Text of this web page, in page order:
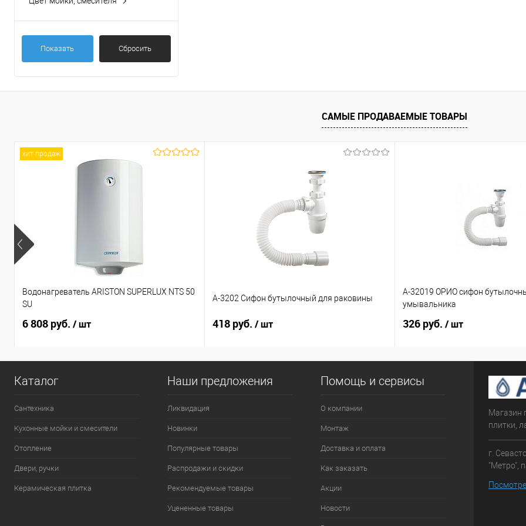
Показать Сбросить
САМЫЕ ПРОДАВАЕМЫЕ ТОВАРЫ
хит продаж
Водонагреватель ARISTON SUPERLUX NTS 50
SU
6 808 руб. / шт
А-3202 Сифон бутылочный для раковины
418 руб. / шт
А-32019 ОРИО сифон
умывальника
326 руб. / шт
Каталог
Сантехника
Кухонные мойки и смесители
Отопление
Двери, ручки
Керамическая плитка
Наши предложения
Ликвидация
Новинки
Популярные товары
Распродажи и скидки
Рекомендуемые товары
Уцененные товары
Помощь и сервисы
О компании
Монтаж
Доставка и оплата
Как заказать
Акции
Новости
Магазин
плитки,
г.
"Метро",